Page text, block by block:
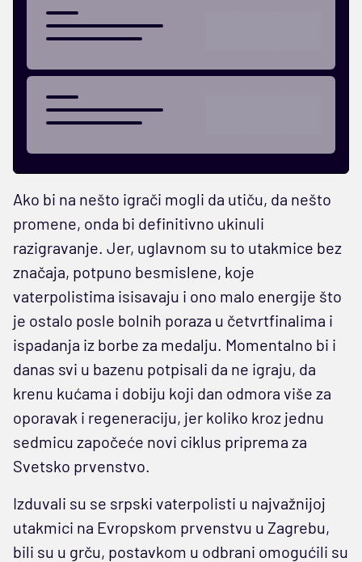
Ako bi na nešto igrači mogli da utiču, da nešto
promene, onda bi definitivno ukinuli
razigravanje. Jer, uglavnom su to utakmice bez
značaja, potpuno besmislene, koje
vaterpolistima isisavaju i ono malo energije što
je ostalo posle bolnih poraza u četvrtfinalima i
ispadanja iz borbe za medalju. Momentalno bi i
danas svi u bazenu potpisali da ne igraju, da
krenu kućama i dobiju koji dan odmora više za
oporavak i regeneraciju, jer koliko kroz jednu
sedmicu započeće novi ciklus priprema za
Svetsko prvenstvo.
Izduvali su se srpski vaterpolisti u najvažnijoj
utakmici na Evropskom prvenstvu u Zagrebu,
bili su u grču, postavkom u odbrani omogućili su